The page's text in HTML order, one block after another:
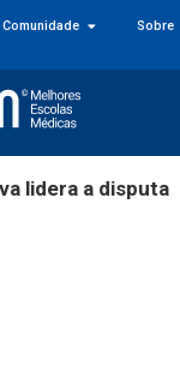
Comunidade Sobre
lidera a disputa